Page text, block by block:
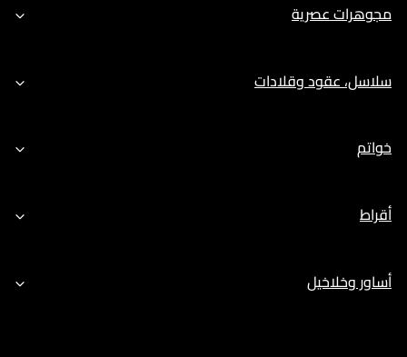
مجوهرات عصرية
سلاسل، عقود وقلادات
خواتم
أقراط
أساور وخلاخيل